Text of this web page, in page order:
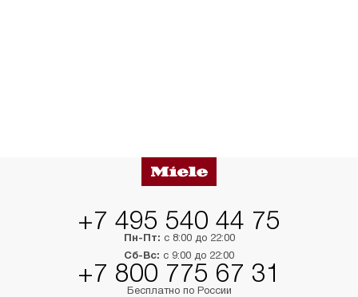
+7 495 540 44 75
Пн-Пт: с 8:00 до 22:00
Сб-Вс: с 9:00 до 22:00
+7 800 775 67 31
Бесплатно по России